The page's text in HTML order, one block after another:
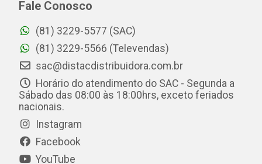
Fale Conosco
(81) 3229-5577 (SAC)
(81) 3229-5566 (Televendas)
sac@distacdistribuidora.com.br
Horário do atendimento do SAC - Segunda a
Sábado das 08:00 às 18:00hrs, exceto feriados
nacionais.
Instagram
Facebook
YouTube